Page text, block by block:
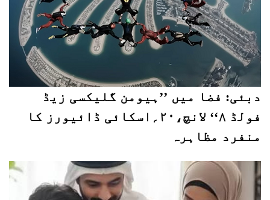
دبئی: فضا میں ’’ہیومن گلیکسی زیڈ
فولڈ ۸‘‘ لانچ،۲۰؍اسکائی ڈائیورز کا
منفرد مظاہرہ